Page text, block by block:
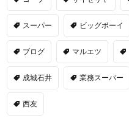
スーパー ビッグボーイ
ブログ マルエツ
成城石井 業務スーパー
西友